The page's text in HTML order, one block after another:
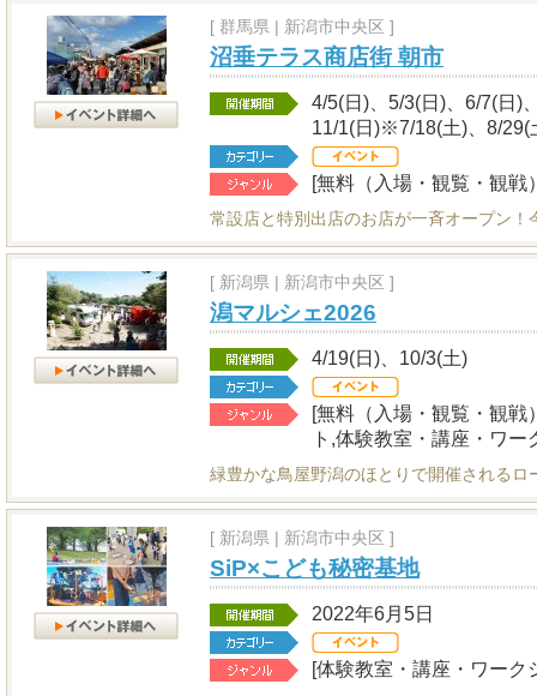
[ 群馬県 | 新潟市中央区 ]
沼垂テラス商店街 朝市
4/5(日)、5/3(日)、6/7(日)
11/1(日)※7/18(土)、8/29(
[無料（入場・観覧・観戦
常設店と特別出店のお店が一斉オープン！
[ 新潟県 | 新潟市中央区 ]
潟マルシェ2026
4/19(日)、10/3(土)
[無料（入場・観覧・観戦
ト,体験教室・講座・ワー
緑豊かな鳥屋野潟のほとりで開催されるロ
[ 新潟県 | 新潟市中央区 ]
SiP×こども秘密基地
2022年6月5日
[体験教室・講座・ワーク